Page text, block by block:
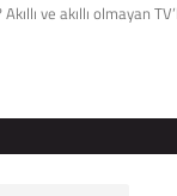
ve akıllı olmayan